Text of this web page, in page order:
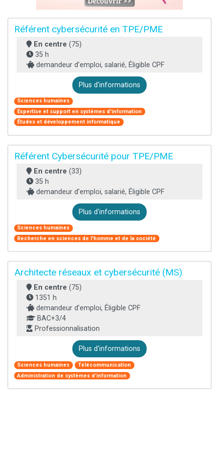
Référent cybersécurité en TPE/PME
En centre (75)
35 h
demandeur d’emploi, salarié, Éligible CPF
Plus d'informations
Sciences humaines
Expertise et support en systèmes d'information
Études et développement informatique
Référent Cybersécurité pour TPE/PME
En centre (33)
35 h
demandeur d’emploi, salarié, Éligible CPF
Plus d'informations
Sciences humaines
Recherche en sciences de l'homme et de la société
Architecte réseaux et cybersécurité (MS)
En centre (75)
1351 h
demandeur d’emploi, Éligible CPF
BAC+3/4
Professionnalisation
Plus d'informations
Sciences humaines
Télécommunication
Administration de systèmes d'information